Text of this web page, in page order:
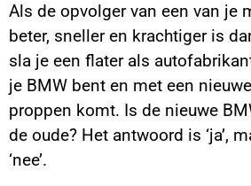
Als de opvolger van een van je
beter, sneller en krachtiger is
sla je een flater als
je BMW bent en met een
proppen komt. Is de nieuwe
de oude? Het antwoord is ‘ja’,
‘nee’.